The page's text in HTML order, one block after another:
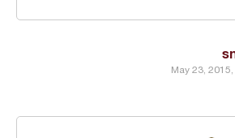
May 23,